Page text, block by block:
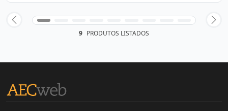
9 PRODUTOS LISTADOS